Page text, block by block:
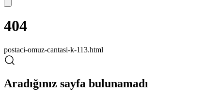
404
postaci-omuz-cantasi-k-113.html
Aradığınız sayfa bulunamadı